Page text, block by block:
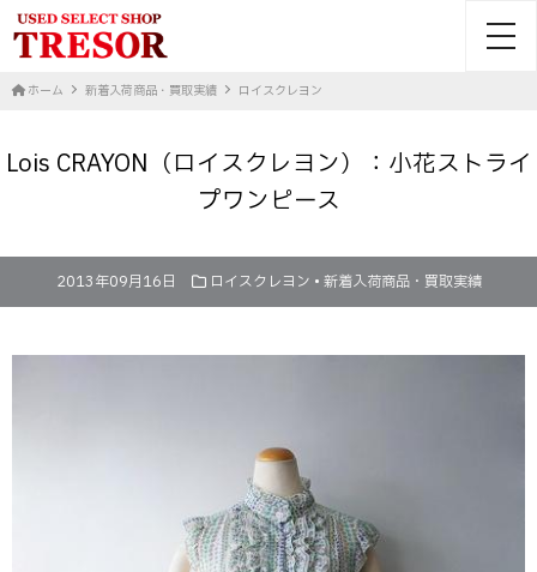
ホーム 新着入荷商品・買取実績 ロイスクレヨン
Lois CRAYON（ロイスクレヨン）：小花ストライ
プワンピース
2013年09月16日 ロイスクレヨン • 新着入荷商品・買取実績